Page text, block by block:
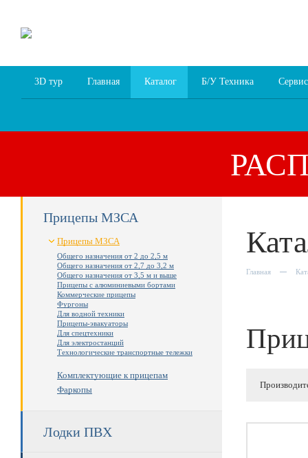
3D тур Главная Каталог Б/У Техника Сервис
Прицепы МЗСА
Прицепы МЗСА
Общего назначения от 2 до 2,5 м
Общего назначения от 2,7 до 3,2 м
Общего назначения от 3,5 м и выше
Прицепы с алюминиевыми бортами
Коммерческие прицепы
Фургоны
Для водной техники
Прицепы-эвакуаторы
Для спецтехники
Для электростанций
Технологические транспортные тележки
Комплектующие к прицепам
Фаркопы
Лодки ПВХ
Главная